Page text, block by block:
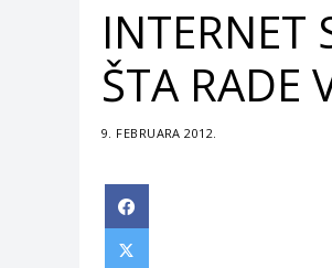
INTERNET
ŠTA RADE
9. FEBRUARA 2012.